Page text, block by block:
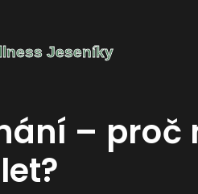
– proč